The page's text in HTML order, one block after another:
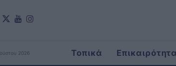
2026 Τοπικά Επικαιρότητα